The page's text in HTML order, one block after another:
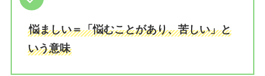
悩ましい＝「悩むことがあり、苦しい」と
いう意味